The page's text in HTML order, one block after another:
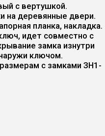
с вертушкой.
на деревянные двери.
планка, накладка.
идет совместно с
замка изнутри
ключом.
с замками ЗН1-